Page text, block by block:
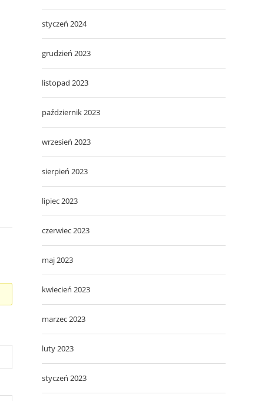
styczeń 2024
grudzień 2023
listopad 2023
październik 2023
wrzesień 2023
sierpień 2023
lipiec 2023
czerwiec 2023
maj 2023
kwiecień 2023
marzec 2023
luty 2023
styczeń 2023